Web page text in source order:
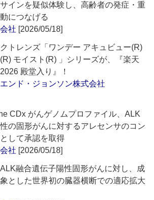
インを疑似体験し、高齢者の発症・重
につなげる
社 [2026/05/18]
トレンズ「ワンデー アキュビュー(R)
モイスト(R) 」シリーズが、『楽天
殿堂入り』！
ンド・ジョンソン株式会社
CDx がんゲノムプロファイル、ALK
の固形がんに対するアレセンサのコン
して承認を取得
社 [2026/05/18]
融合遺伝子陽性固形がんに対し、成
とした世界初の臓器横断での適応拡大